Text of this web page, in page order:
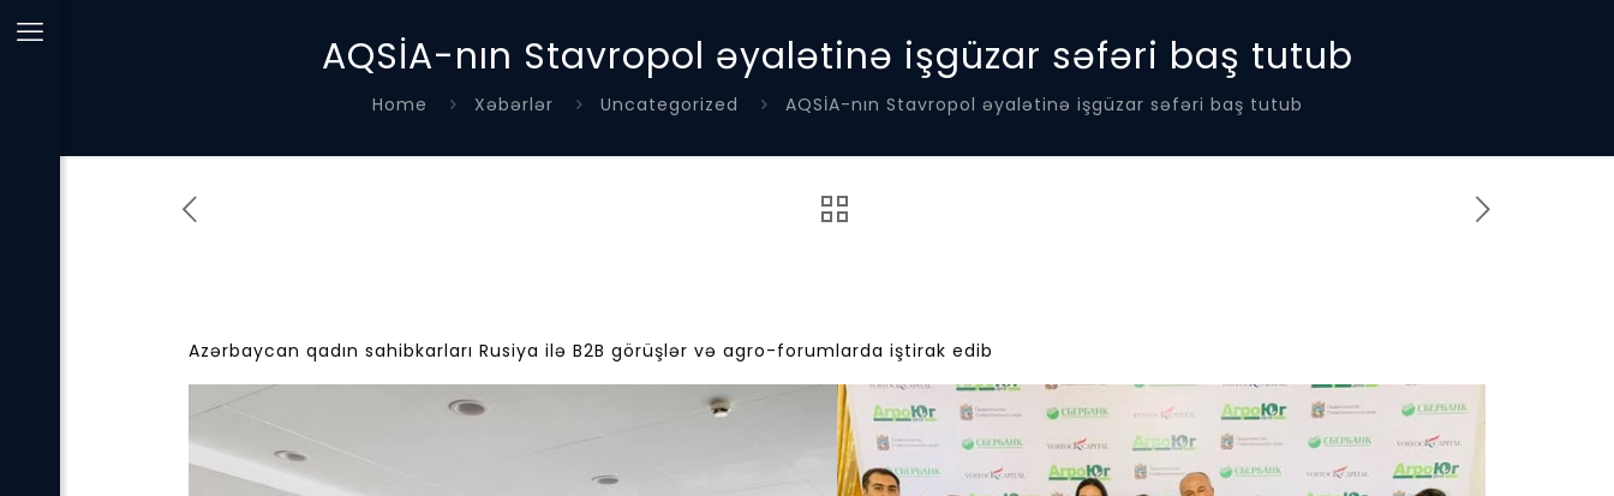
AQSİA-nın Stavropol əyalətinə işgüzar səfəri baş tutub
Home Xəbərlər Uncategorized AQSİA-nın Stavropol əyalətinə işgüzar səfəri baş tutub
Azərbaycan qadın sahibkarları Rusiya ilə B2B görüşlər və agro-forumlarda iştirak edib